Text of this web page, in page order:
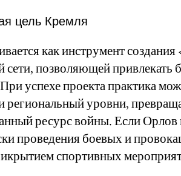
цель Кремля
как инструмент
сети, позволяющей привлекать
успехе проекта практика
региональный уровни,
ресурс войны. Если Орлов
проведения боевых и
спортивных